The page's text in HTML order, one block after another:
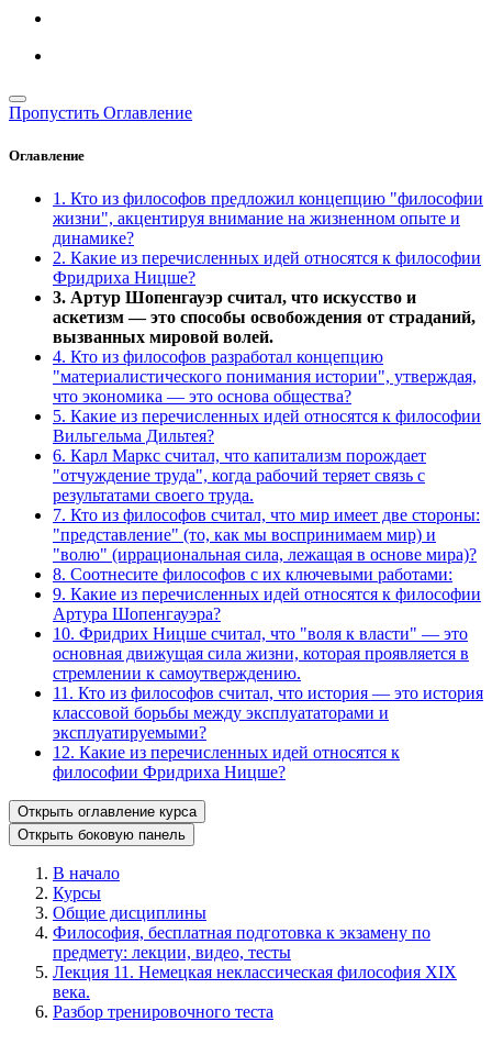
Пропустить Оглавление
Оглавление
1. Кто из философов предложил концепцию "философии
жизни", акцентируя внимание на жизненном опыте и
динамике?
2. Какие из перечисленных идей относятся к философии
Фридриха Ницше?
3. Артур Шопенгауэр считал, что искусство и
аскетизм — это способы освобождения от страданий,
вызванных мировой волей.
4. Кто из философов разработал концепцию
"материалистического понимания истории", утверждая,
что экономика — это основа общества?
5. Какие из перечисленных идей относятся к философии
Вильгельма Дильтея?
6. Карл Маркс считал, что капитализм порождает
"отчуждение труда", когда рабочий теряет связь с
результатами своего труда.
7. Кто из философов считал, что мир имеет две стороны:
"представление" (то, как мы воспринимаем мир) и
"волю" (иррациональная сила, лежащая в основе мира)?
8. Соотнесите философов с их ключевыми работами:
9. Какие из перечисленных идей относятся к философии
Артура Шопенгауэра?
10. Фридрих Ницше считал, что "воля к власти" — это
основная движущая сила жизни, которая проявляется в
стремлении к самоутверждению.
11. Кто из философов считал, что история — это история
классовой борьбы между эксплуататорами и
эксплуатируемыми?
12. Какие из перечисленных идей относятся к
философии Фридриха Ницше?
Открыть оглавление курса
Открыть боковую панель
В начало
Курсы
Общие дисциплины
Философия, бесплатная подготовка к экзамену по
предмету: лекции, видео, тесты
Лекция 11. Немецкая неклассическая философия XIX
века.
Разбор тренировочного теста